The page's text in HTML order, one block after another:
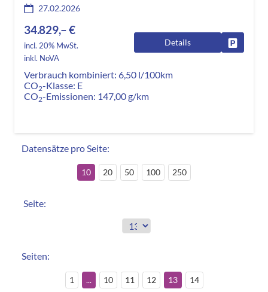
27.02.2026
34.829,– €
incl. 20% MwSt.
inkl. NoVA
Details
Verbrauch kombiniert: 6,50 l/100km
CO2-Klasse: E
CO2-Emissionen: 147,00 g/km
Datensätze pro Seite:
10 20 50 100 250
Seite:
Seiten:
1 ... 10 11 12 13 14